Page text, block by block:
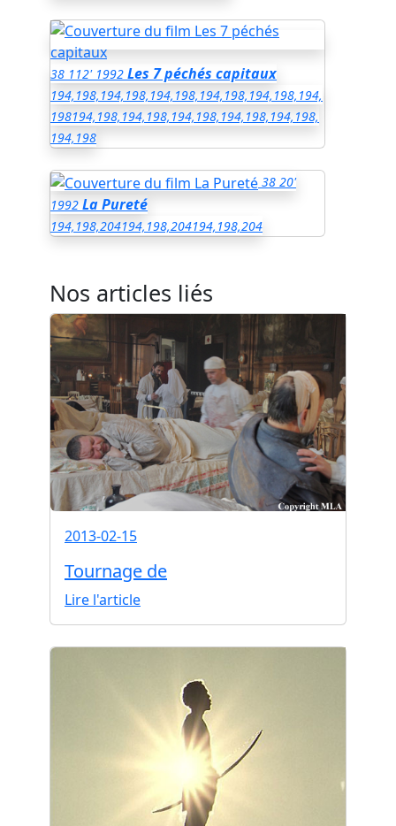
38 112' 1992 Les 7 péchés capitaux
194,198,194,198,194,198,194,198,194,198,194,
198194,198,194,198,194,198,194,198,194,198,
194,198
38 20'
1992 La Pureté
194,198,204194,198,204194,198,204
Nos articles liés
2013-02-15
Tournage de
Lire l'article